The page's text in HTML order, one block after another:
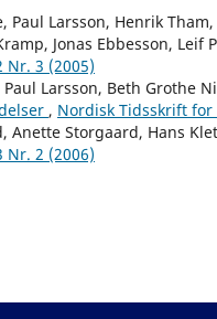
Paul Larsson, Henrik
Jonas Ebbesson, Leif
3 (2005)
Larsson, Beth Grothe
, Nordisk Tidsskrift
Anette Storgaard, Hans
2 (2006)